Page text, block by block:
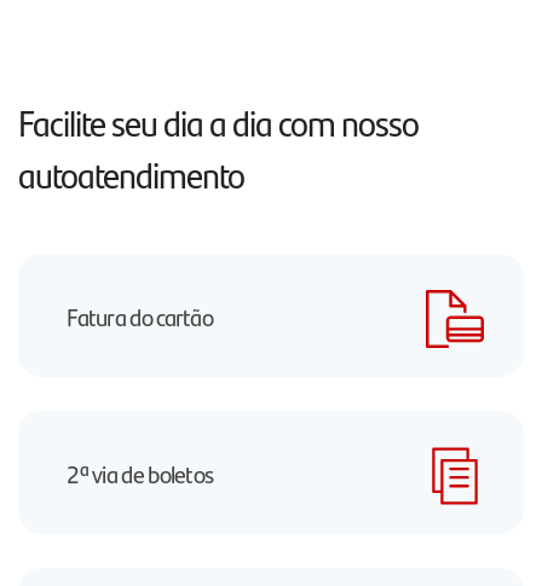
Facilite seu dia a dia com nosso
autoatendimento
Fatura do cartão
2ª via de boletos